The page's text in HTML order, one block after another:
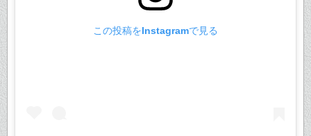
この投稿をInstagramで見る